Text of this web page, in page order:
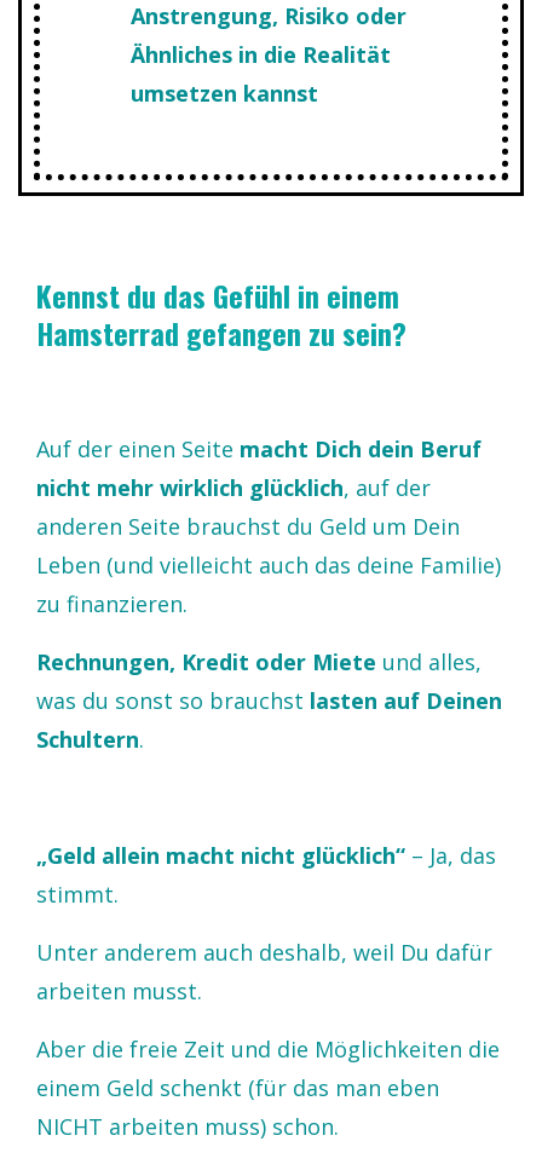
Anstrengung, Risiko oder
Ähnliches in die Realität
umsetzen kannst
Kennst du das Gefühl in einem
Hamsterrad gefangen zu sein?
Auf der einen Seite macht Dich dein Beruf
nicht mehr wirklich glücklich, auf der
anderen Seite brauchst du Geld um Dein
Leben (und vielleicht auch das deine Familie)
zu finanzieren.
Rechnungen, Kredit oder Miete und alles,
was du sonst so brauchst lasten auf Deinen
Schultern.
„Geld allein macht nicht glücklich“ – Ja, das
stimmt.
Unter anderem auch deshalb, weil Du dafür
arbeiten musst.
Aber die freie Zeit und die Möglichkeiten die
einem Geld schenkt (für das man eben
NICHT arbeiten muss) schon.